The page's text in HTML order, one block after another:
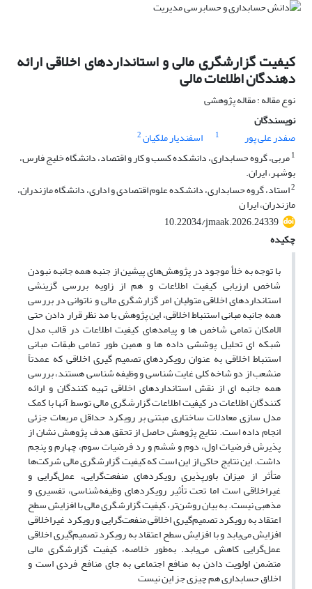
کیفیت گزارشگری مالی و استانداردهای اخلاقی ارائه
دهندگان اطلاعات مالی
نوع مقاله : مقاله پژوهشی
نویسندگان
صفدر علی پور
1 اسفندیار ملکیان2
1مربی، گروه حسابداری، دانشکده کسب و کار و اقتصاد، دانشگاه خلیج فارس،
بوشهر، ایران.
2استاد، گروه حسابداری، دانشکده علوم اقتصادی و اداری، دانشگاه مازندران،
مازندران، ایرا ن
10.22034/jmaak.2026.24339
چکیده
با توجه به خلأ موجود در پژوهش‌های پیشین از جنبه همه جانبه نبودن
شاخص ارزیابی کیفیت اطلاعات و هم از زاویه بررسی گزینشی
استانداردهای اخلاقی متولیان امر گزارشگری مالی و ناتوانی در بررسی
همه جانبه مبانی استنباط اخلاقی، این پژوهش با مد نظر قرار دادن حتی
الامکان تمامی شاخص ها و پیامدهای کیفیت اطلاعات در قالب مدل
شبکه ای تحلیل پوششی داده ها و همین طور تمامی طبقات مبانی
استنباط اخلاقی به عنوان رویکردهای تصمیم گیری اخلاقی که عمدتاً
منشعب از دو شاخه کلی غایت شناسی و وظیفه شناسی هستند، بررسی
همه جانبه ای از نقش استانداردهای اخلاقی تهیه کنندگان و ارائه
کنندگان اطلاعات در کیفیت اطلاعات گزارشگری مالی توسط آنها با کمک
مدل سازی معادلات ساختاری مبتنی بر رویکرد حداقل مربعات جزئی
انجام داده است. نتایج پژوهش حاصل از تحقق هدف پژوهش نشان از
پذیرش فرضیات اول، دوم و ششم و رد فرضیات سوم، چهارم و پنجم
داشت. این نتایج حاکی از این است که کیفیت گزارشگری مالی شرکت‌ها
متأثر از میزان باورپذیری رویکردهای منفعت‌گرایی، عمل‌گرایی و
غیراخلاقی است اما تحت تأثیر رویکردهای وظیفه‌شناسی، تفسیری و
مذهبی نیست. به بیان روشن‌تر، کیفیت گزارشگری مالی با افزایش سطح
اعتقاد به رویکرد تصمیم‌گیری اخلاقی منفعت‌گرایی و رویکرد غیراخلاقی
افزایش می‌یابد و با افزایش سطح اعتقاد به رویکرد تصمیم‌گیری اخلاقی
عمل‌گرایی کاهش می‌یابد. به‌طور خلاصه، کیفیت گزارشگری مالی
متضمن اولویت دادن به منافع اجتماعی به جای منافع فردی است و
اخلاق حسابداری هم چیزی جز این نیست